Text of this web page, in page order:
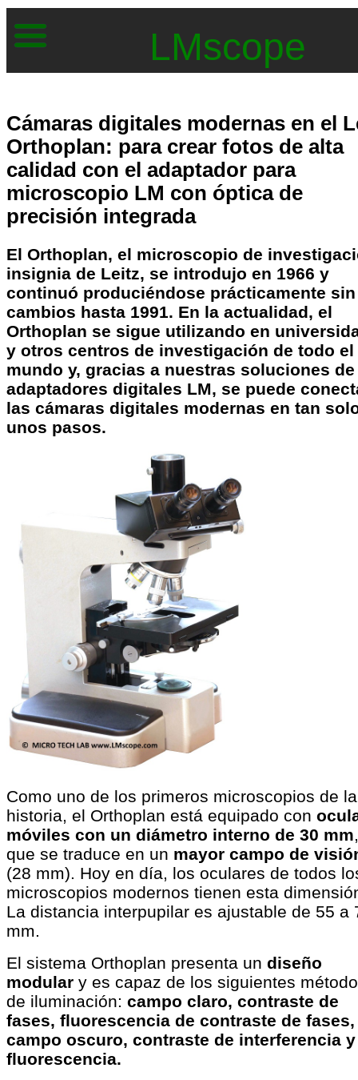
LMscope
Cámaras digitales modernas en el
Orthoplan: para crear fotos de alta
calidad con el adaptador para
microscopio LM con óptica de
precisión integrada
El Orthoplan, el microscopio de
insignia de Leitz, se introdujo en 1966 y
continuó produciéndose prácticamente sin
cambios hasta 1991. En la actualidad, el
Orthoplan se sigue utilizando en
y otros centros de investigación de todo el
mundo y, gracias a nuestras soluciones de
adaptadores digitales LM, se puede
las cámaras digitales modernas en tan
unos pasos.
Como uno de los primeros microscopios de la
historia, el Orthoplan está equipado con
móviles con un diámetro interno de 30 mm
que se traduce en un mayor campo de
(28 mm). Hoy en día, los oculares de todos
microscopios modernos tienen esta
La distancia interpupilar es ajustable de 55 a
mm.
El sistema Orthoplan presenta un diseño
modular y es capaz de los siguientes
de iluminación: campo claro, contraste de
fases, fluorescencia de contraste de fases,
campo oscuro, contraste de interferencia y
fluorescencia.